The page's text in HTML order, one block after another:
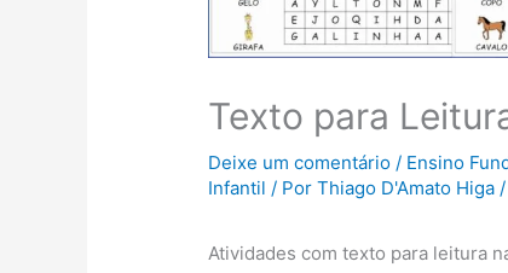
Texto para
Deixe um comentário / Ensino
Infantil / PorThiago D'Amato Higa/
Atividades com texto para leitura